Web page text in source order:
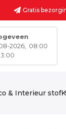
Gratis
2026,
08:00
& Interieur stof